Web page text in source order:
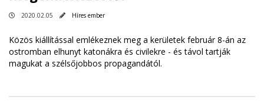
2020.02.05 Híres ember
Közös kiállítással emlékeznek meg a kerületek február 8-án az
ostromban elhunyt katonákra és civilekre - és távol tartják
magukat a szélsőjobbos propagandától.